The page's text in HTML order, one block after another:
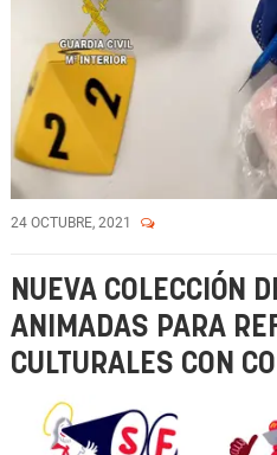
24 OCTUBRE, 2021
NUEVA COLECCIÓN
ANIMADAS PARA
CULTURALES CON